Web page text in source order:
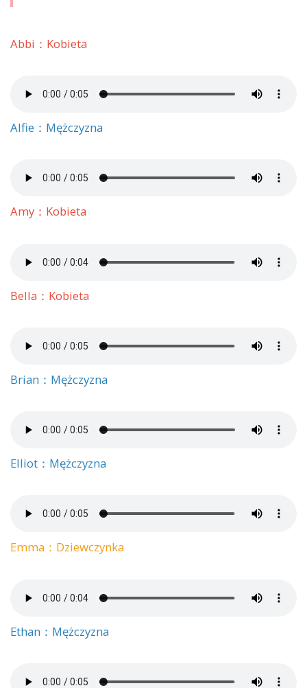
Abbi：Kobieta
Alfie：Mężczyzna
Amy：Kobieta
Bella：Kobieta
Brian：Mężczyzna
Elliot：Mężczyzna
Emma：Dziewczynka
Ethan：Mężczyzna